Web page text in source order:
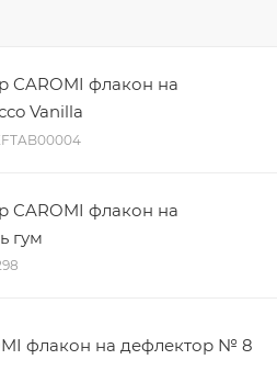
CAROMI флакон на
Vanilla
CAROMI флакон на
гум
флакон на дефлектор № 8